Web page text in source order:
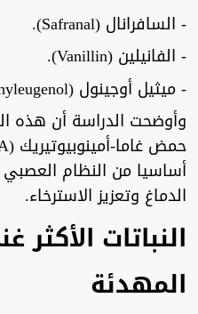
- السافرانال (Safranal).
- الفانيلين (Vanillin).
- ميثيل أوجينول (Methyleugenol).
وأوضحت الدراسة أن هذه
أساسيا من النظام
الدماغ وتعزيز الاسترخاء.
النباتات الأكثر
المهدئة